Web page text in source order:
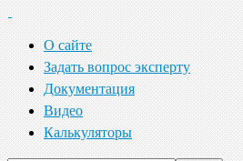
О сайте
Задать вопрос эксперту
Документация
Видео
Калькуляторы